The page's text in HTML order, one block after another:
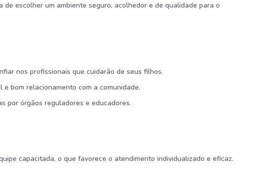
escolher um ambiente seguro, acolhedor e de qualidade para o
nos profissionais que cuidarão de seus filhos.
bom relacionamento com a comunidade.
por órgãos reguladores e educadores.
capacitada, o que favorece o atendimento individualizado e eficaz.